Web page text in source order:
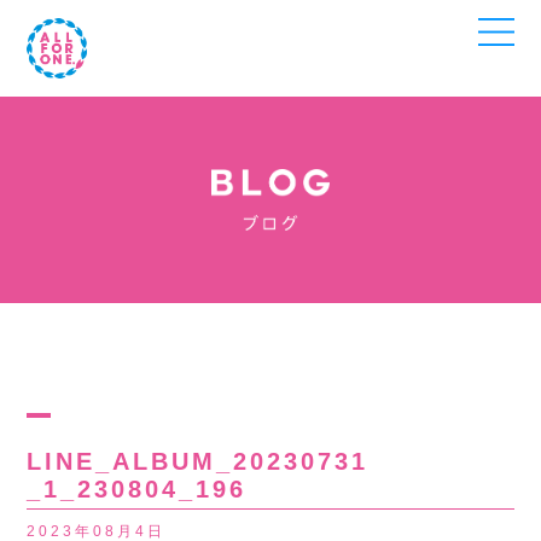
LINE_ALBUM_20230731
_1_230804_196
2023年08月4日